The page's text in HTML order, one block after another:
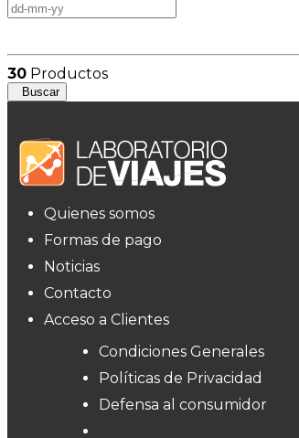
30 Productos
Buscar
Quienes somos
Formas de pago
Noticias
Contacto
Acceso a Clientes
Condiciones Generales
Políticas de Privacidad
Defensa al consumidor